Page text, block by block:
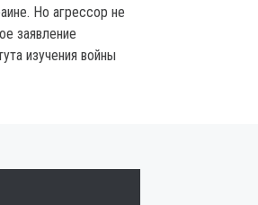
Но агрессор не
заявление
изучения войны